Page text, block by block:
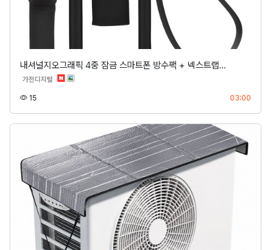
내셔널지오그래픽 4중 잠금 스마트폰 방수팩 + 넥스트랩…
가전디지털 분류
15 03:00